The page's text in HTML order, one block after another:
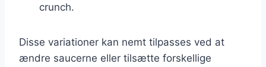
crunch.
Disse variationer kan nemt tilpasses ved at
ændre saucerne eller tilsætte forskellige